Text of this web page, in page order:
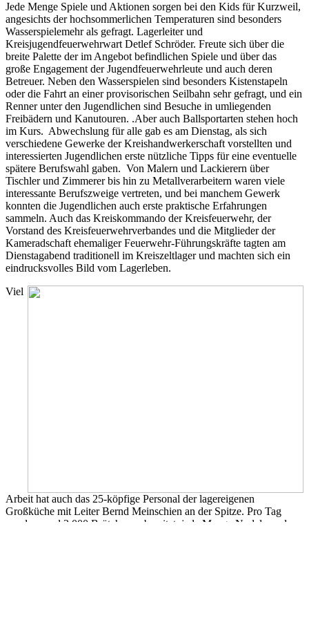
Jede Menge Spiele und Aktionen sorgen bei den Kids für Kurzweil,
angesichts der hochsommerlichen Temperaturen sind besonders
Wasserspielemehr als gefragt. Lagerleiter und
Kreisjugendfeuerwehrwart Detlef Schröder. Freute sich über die
breite Palette der im Angebot befindlichen Spiele und über das
große Engagement der Jugendfeuerwehrleute und auch deren
Betreuer. Neben den Wasserspielen sind besonders Kistenstapeln
oder die Fahrt an einer provisorischen Seilbahn sehr gefragt, und ein
Renner unter den Jugendlichen sind Besuche in umliegenden
Freibädern und Kanutouren. .Aber auch Ballsportarten stehen hoch
im Kurs. Abwechslung für alle gab es am Dienstag, als sich
verschiedene Gewerke der Kreishandwerkerschaft vorstellten und
interessierten Jugendlichen erste nützliche Tipps für eine eventuelle
spätere Berufswahl gaben. Von Malern und Lackierern über
Tischler und Zimmerer bis hin zu Metallverarbeitern waren viele
interessante Berufszweige vertreten, und bei manchem Gewerk
konnten die Jugendlichen auch erste praktische Erfahrungen
sammeln. Auch das Kreiskommando der Kreisfeuerwehr, der
Vorstand des Kreisfeuerwehrverbandes und die Mitglieder der
Kameradschaft ehemaliger Feuerwehr-Führungskräfte tagten am
Dienstagabend traditionell im Kreiszeltlager und machten sich ein
eindrucksvolles Bild vom Lagerleben.
Viel
Arbeit hat auch das 25-köpfige Personal der lagereigenen
Großküche mit Leiter Bernd Meinschien an der Spitze. Pro Tag
werden rund 3 000 Brötchen zubereitet, jede Menge Nudeln und